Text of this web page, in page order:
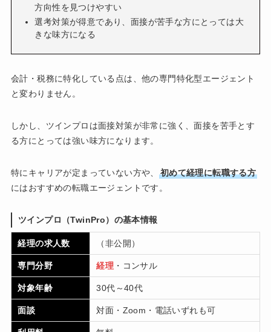
方向性を見つけやすい
選考対策が得意であり、面接が苦手な方にとっては大
きな味方になる
会計・税務に特化している点は、他の専門特化型エージェント
と変わりません。
しかし、ツインプロは面接対策が非常に強く、面接を苦手とす
る方にとっては強い味方になります。
特にキャリアが定まっていない方や、
初めて経理に転職する方
にはおすすめの転職エージェントです。
ツインプロ（TwinPro）の基本情報
経理の求人数 （非公開）
専門分野 経理 ・コンサル
対象年齢 30代～40代
面談 対面・Zoom・電話いずれも可